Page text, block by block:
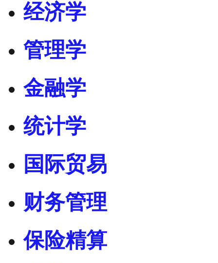
经济学
管理学
金融学
统计学
国际贸易
财务管理
保险精算